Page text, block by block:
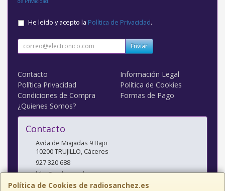
Política de Cookies de radiosanchez.es
He leído y acepto la Política de Privacidad.
Enviar
Contacto
Información Legal
Política Privacidad
Política de Cookies
Condiciones de Compra
Formas de Pago
¿Quienes Somos?
Contacto
Avda de Miajadas 9 Bajo
10200TRUJILLO, Cáceres
927 320 688
kiko@radiosanchez.com